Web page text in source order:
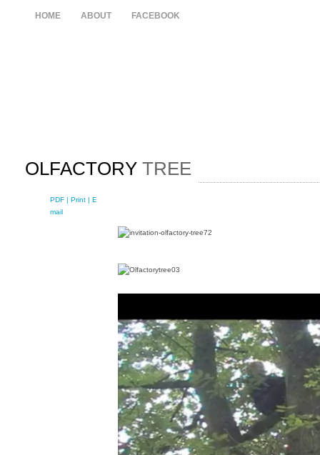
HOME ABOUT FACEBOOK
OLFACTORY TREE
PDF | Print | E-
mail